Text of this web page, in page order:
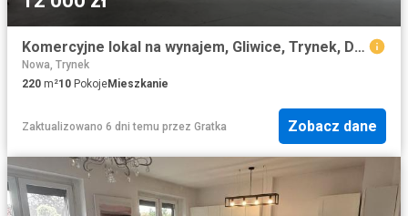
Komercyjne lokal na wynajem, Gliwice, Trynek, Dzierżona
Nowa, Trynek
220 m²10 PokojeMieszkanie
Zaktualizowano 6 dni temu przez Gratka Zobacz dane